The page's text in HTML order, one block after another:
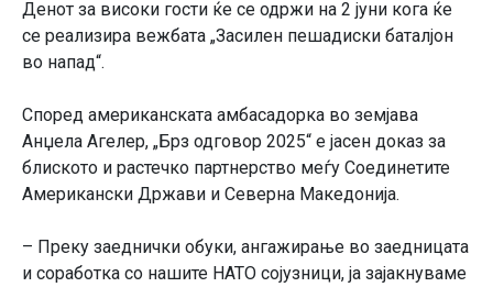
Денот за високи гости ќе се одржи на 2 јуни кога ќе
се реализира вежбата „Засилен пешадиски баталјон
во напад“.
Според американската амбасадорка во земјава
Анџела Агелер, „Брз одговор 2025“ е јасен доказ за
блиското и растечко партнерство меѓу Соединетите
Американски Држави и Северна Македонија.
– Преку заеднички обуки, ангажирање во заедницата
и соработка со нашите НАТО сојузници, ја зајакнуваме